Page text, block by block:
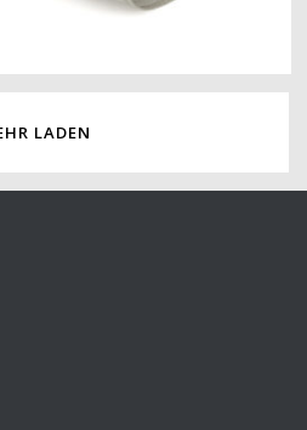
LADEN